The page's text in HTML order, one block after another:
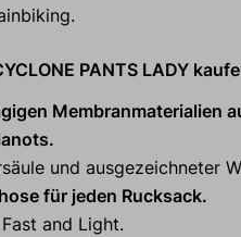
PANTS LADY
Membranmaterialien
und ausgezeichneter
für jeden Rucksack.
and Light.